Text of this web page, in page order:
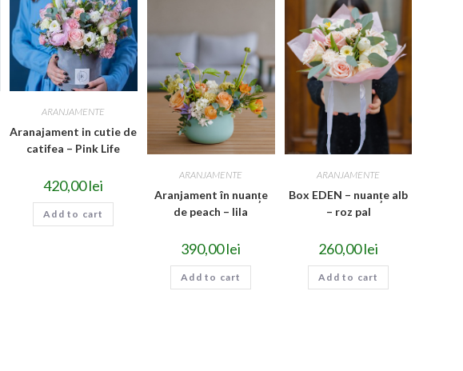
ARANJAMENTE
Aranajament in cutie de
catifea – Pink Life
420,00lei
Add to cart
ARANJAMENTE
Aranjament în nuanțe
de peach – lila
390,00lei
Add to cart
ARANJAMENTE
Box EDEN – nuanțe alb
– roz pal
260,00lei
Add to cart